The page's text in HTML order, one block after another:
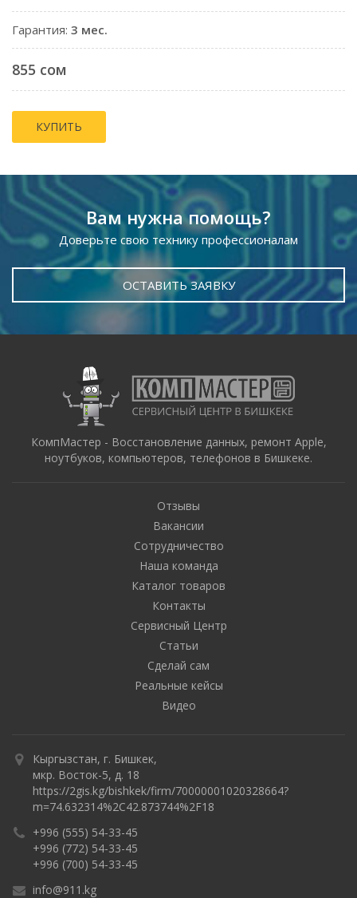
Гарантия: 3 мес.
855 сом
КУПИТЬ
Вам нужна помощь?
Доверьте свою технику профессионалам
ОСТАВИТЬ ЗАЯВКУ
КомпМастер - Восстановление данных, ремонт Apple,
ноутбуков, компьютеров, телефонов в Бишкеке.
Отзывы
Вакансии
Сотрудничество
Наша команда
Каталог товаров
Контакты
Сервисный Центр
Статьи
Сделай сам
Реальные кейсы
Видео
Кыргызстан, г. Бишкек,
мкр. Восток-5, д. 18
https://2gis.kg/bishkek/firm/70000001020328664?
m=74.632314%2C42.873744%2F18
+996 (555) 54-33-45
+996 (772) 54-33-45
+996 (700) 54-33-45
info@911.kg